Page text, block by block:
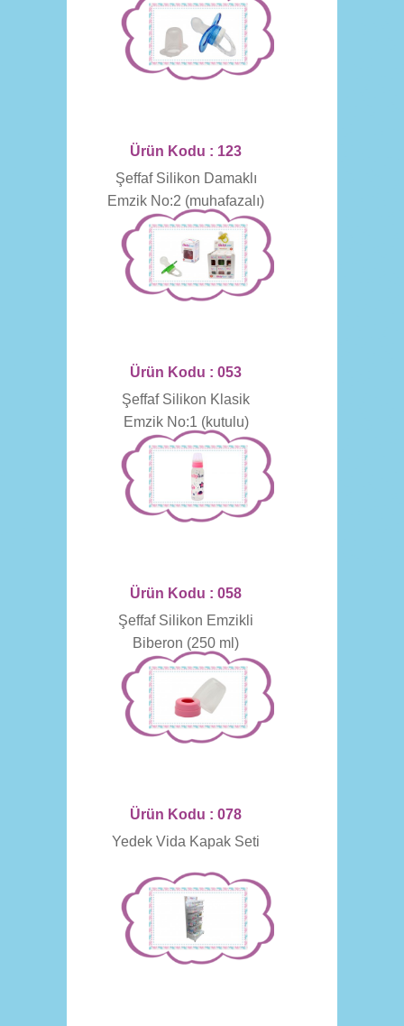
Ürün Kodu : 123
Şeffaf Silikon Damaklı
Emzik No:2 (muhafazalı)
Ürün Kodu : 053
Şeffaf Silikon Klasik
Emzik No:1 (kutulu)
Ürün Kodu : 058
Şeffaf Silikon Emzikli
Biberon (250 ml)
Ürün Kodu : 078
Yedek Vida Kapak Seti